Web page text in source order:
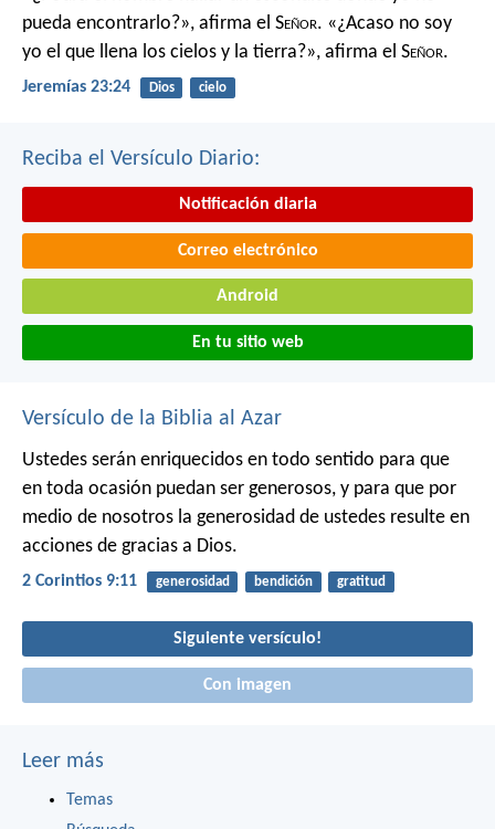
pueda encontrarlo?», afirma el Señor. «¿Acaso no soy
yo el que llena los cielos y la tierra?», afirma el Señor.
Jeremías 23:24 Dios cielo
Reciba el Versículo Diario:
Notificación diaria
Correo electrónico
Android
En tu sitio web
Versículo de la Biblia al Azar
Ustedes serán enriquecidos en todo sentido para que
en toda ocasión puedan ser generosos, y para que por
medio de nosotros la generosidad de ustedes resulte en
acciones de gracias a Dios.
2 Corintios 9:11 generosidad bendición gratitud
Siguiente versículo!
Con imagen
Leer más
Temas